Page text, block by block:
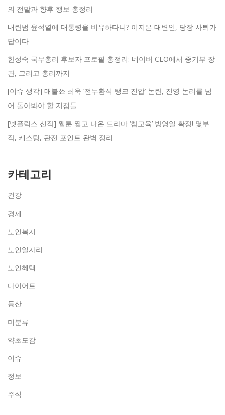
의 전말과 향후 행보 총정리
내란범 윤석열에 대통령을 비유하다니? 이지은 대변인, 당장 사퇴가
답이다
한성숙 국무총리 후보자 프로필 총정리: 네이버 CEO에서 중기부 장
관, 그리고 총리까지
[이슈 생각] 매불쑈 최욱 ‘전두환식 탱크 진압’ 논란, 진영 논리를 넘
어 돌아봐야 할 지점들
[넷플릭스 신작] 웹툰 찢고 나온 드라마 ‘참교육’ 방영일 확정! 몇부
작, 캐스팅, 관전 포인트 완벽 정리
카테고리
건강
경제
노인복지
노인일자리
노인혜택
다이어트
등산
미분류
약초도감
이슈
정보
주식